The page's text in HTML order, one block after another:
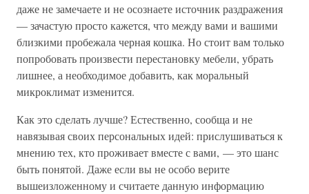
даже не замечаете и не осознаете источник раздражения
— зачастую просто кажется, что между вами и вашими
близкими пробежала черная кошка. Но стоит вам только
попробовать произвести перестановку мебели, убрать
лишнее, а необходимое добавить, как моральный
микроклимат изменится.
Как это сделать лучше? Естественно, сообща и не
навязывая своих персональных идей: прислушиваться к
мнению тех, кто проживает вместе с вами, — это шанс
быть понятой. Даже если вы не особо верите
вышеизложенному и считаете данную информацию